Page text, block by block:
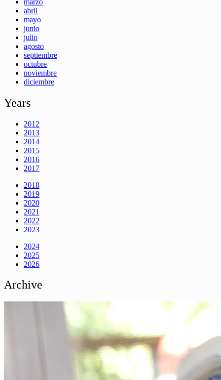
abril
mayo
junio
julio
agosto
septiembre
octubre
noviembre
diciembre
Years
2012
2013
2014
2015
2016
2017
2018
2019
2020
2021
2022
2023
2024
2025
2026
Archive